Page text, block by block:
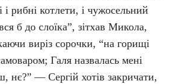
і рибні котлети, і чужосельний
б до слоїка”, зітхав Микола,
виріз сорочки, “на горищі
Галя назвалась мені
нє?” — Сергій хотів закричати,